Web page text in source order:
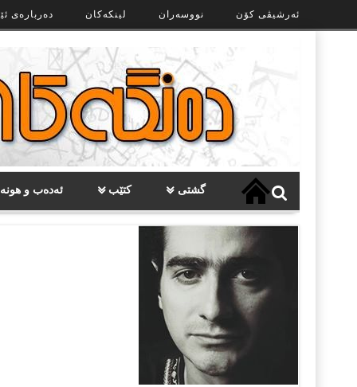
ئەرشیڤی کۆن نووسەران لینکەکان دەربارەی
گشتی کتێب ئەدەب و